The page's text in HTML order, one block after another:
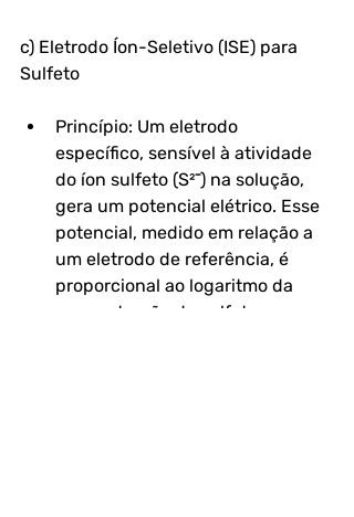
c) Eletrodo Íon-Seletivo (ISE) para
Sulfeto
Princípio: Um eletrodo
específico, sensível à atividade
do íon sulfeto (S²⁻) na solução,
gera um potencial elétrico. Esse
potencial, medido em relação a
um eletrodo de referência, é
proporcional ao logaritmo da
concentração de sulfeto